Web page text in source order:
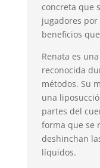
concreta que
jugadores
beneficios
Renata es
reconocida
métodos. Su
una
partes del
forma que se
deshinchan
líquidos.